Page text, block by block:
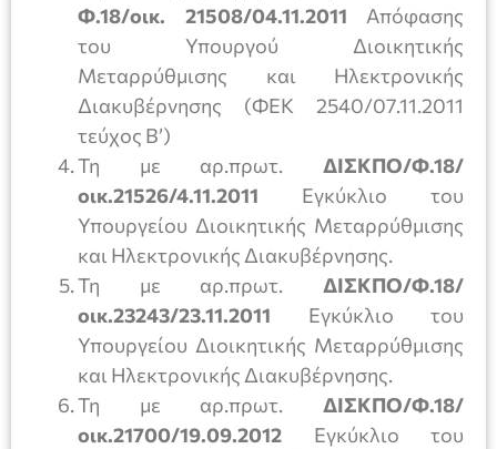
Φ.18/οικ. 21508/04.11.2011 Απόφασης
του Υπουργού Διοικητικής
Μεταρρύθμισης και Ηλεκτρονικής
Διακυβέρνησης (ΦΕΚ 2540/07.11.2011
τεύχος Β’)
Τη με αρ.πρωτ. ΔΙΣΚΠΟ/Φ.18/
οικ.21526/4.11.2011 Εγκύκλιο του
Υπουργείου Διοικητικής Μεταρρύθμισης
και Ηλεκτρονικής Διακυβέρνησης.
Τη με αρ.πρωτ. ΔΙΣΚΠΟ/Φ.18/
οικ.23243/23.11.2011 Εγκύκλιο του
Υπουργείου Διοικητικής Μεταρρύθμισης
και Ηλεκτρονικής Διακυβέρνησης.
Τη με αρ.πρωτ. ΔΙΣΚΠΟ/Φ.18/
οικ.21700/19.09.2012 Εγκύκλιο του